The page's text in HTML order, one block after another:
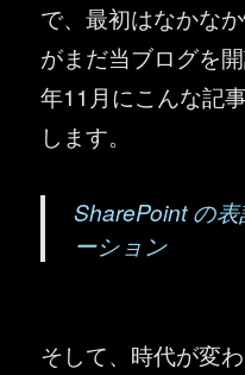
で、最初はなかな
がまだ当ブログを
年11月にこんな記
します。
SharePoint の
ーション
そして、時代が変